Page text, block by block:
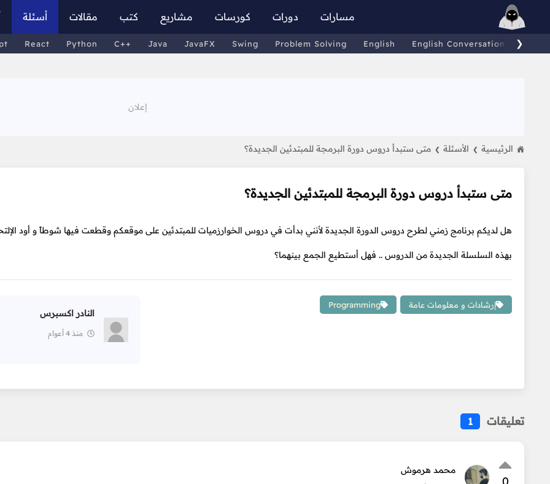
مسارات دورات كورسات مشاريع كتب مقالات أسئلة
React Python C++ Java JavaFX Swing Problem Solving English English Conversations ❯
الرئيسية ❯ الأسئلة ❯ متى ستبدأ دروس دورة البرمجة للمبتدئين الجديدة؟
متى ستبدأ دروس دورة البرمجة للمبتدئين الجديدة؟
هل لديكم برنامج زمني لطرح دروس الدورة الجديدة لأنني بدأت في دروس الخوارزميات للمبتدئين على موقعكم وقطعت فيها شوطاً و أود
بهذه السلسلة الجديدة من الدروس .. فهل أستطيع الجمع بينهما؟
إرشادات و معلومات عامة Programming
النادر اكسبرس
منذ 4 أعوام
تعليقات 1
محمد هرموش